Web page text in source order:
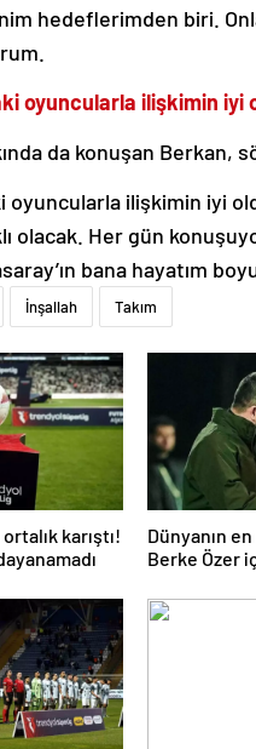
hedeflerimden biri.
oyuncularla ilişkimin iyi
da konuşan Berkan,
oyuncularla ilişkimin iyi
olacak. Her gün
bana hayatım
İnşallah Takım
karıştı!
Dünyanın
Berke Özer